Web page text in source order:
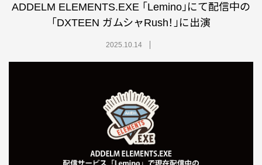
ADDELM ELEMENTS.EXE 「Lemino」にて配信中の
「DXTEEN ガムシャRush！」に出演
2025.10.14